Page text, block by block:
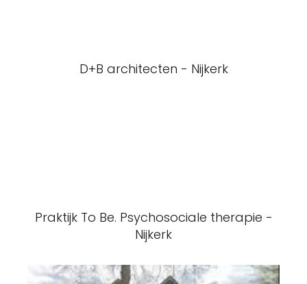
D+B architecten - Nijkerk
Praktijk To Be. Psychosociale therapie -
Nijkerk